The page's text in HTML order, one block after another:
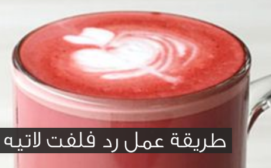
طريقة عمل رد فلفت لاتيه